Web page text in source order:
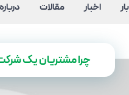
اخبار مقالات
چرا مشتریان یک